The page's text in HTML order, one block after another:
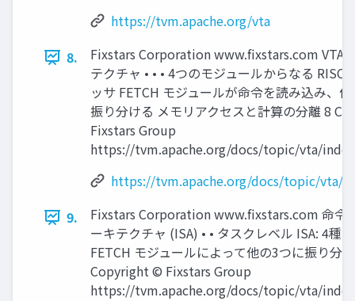
https://tvm.apache.org/vta
8.
Fixstars Corporation www.ﬁxstars.com VTA
テクチャ • • • 4つのモジュールからなる RISC
ッサ FETCH モジュールが命令を読み込み、
振り分ける メモリアクセスと計算の分離 8
Fixstars Group
https://tvm.apache.org/docs/topic/vta/
https://tvm.apache.org/docs/topic/vta/
9.
Fixstars Corporation www.ﬁxstars.com 命令
ーキテクチャ (ISA) • • タスクレベル ISA: 4種
FETCH モジュールによって他の3つに振り分
Copyright © Fixstars Group
https://tvm.apache.org/docs/topic/vta/